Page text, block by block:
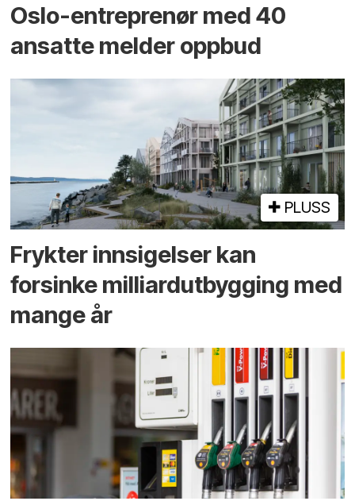
Oslo-entreprenør med 40
ansatte melder oppbud
PLUSS
Frykter innsigelser kan
forsinke milliard­utbygging med
mange år